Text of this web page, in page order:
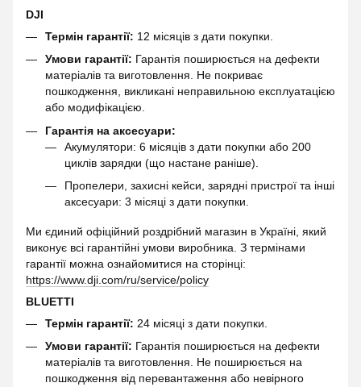
DJI
Термін гарантії: 12 місяців з дати покупки.
Умови гарантії: Гарантія поширюється на дефекти
матеріалів та виготовлення. Не покриває
пошкодження, викликані неправильною експлуатацією
або модифікацією.
Гарантія на аксесуари:
Акумулятори: 6 місяців з дати покупки або 200
циклів зарядки (що настане раніше).
Пропелери, захисні кейси, зарядні пристрої та інші
аксесуари: 3 місяці з дати покупки.
Ми єдиний офіційний роздрібний магазин в Україні, який
виконує всі гарантійні умови виробника. З термінами
гарантії можна ознайомитися на сторінці:
https://www.dji.com/ru/service/policy
BLUETTI
Термін гарантії: 24 місяці з дати покупки.
Умови гарантії: Гарантія поширюється на дефекти
матеріалів та виготовлення. Не поширюється на
пошкодження від перевантаження або невірного